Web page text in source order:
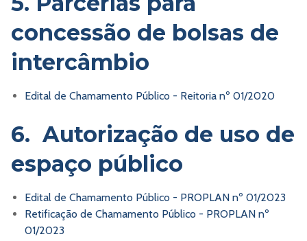
concessão de bolsas de
intercâmbio
Edital de Chamamento Público - Reitoria nº 01/2020
6. Autorização de uso de
espaço público
Edital de Chamamento Público - PROPLAN nº 01/2023
Retificação de Chamamento Público - PROPLAN nº
01/2023